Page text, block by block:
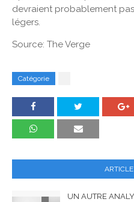
devraient probablement
légers.
Source: The Verge
Catégorie
UN AUTRE